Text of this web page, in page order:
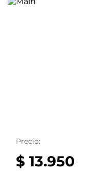
Precio:
$ 13.950